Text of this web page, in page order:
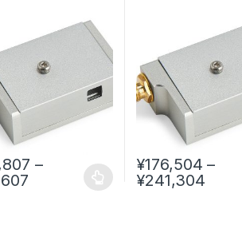
–
¥176,504 –
¥241,304